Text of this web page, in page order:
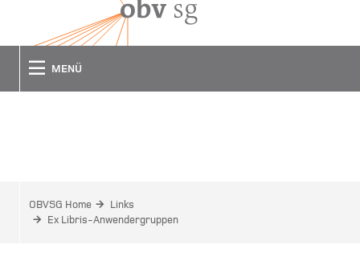
MENÜ
OBVSG Home
Links
Ex Libris-Anwendergruppen